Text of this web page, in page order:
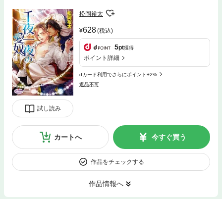
試し読み
松岡裕太
628(税込)
5pt獲得
ポイント詳細
dカード利用でさらにポイント+2%
返品不可
カートへ 今すぐ買う
作品をチェックする
作品情報へ